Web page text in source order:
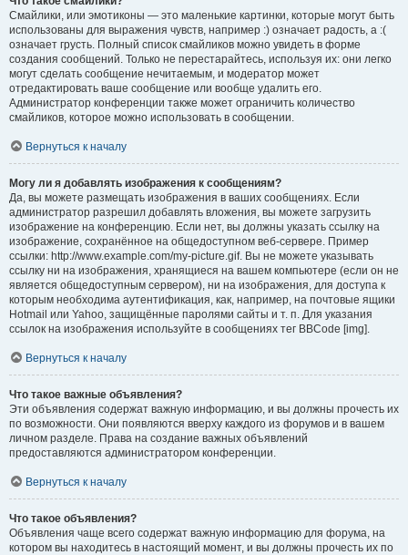
Смайлики, или эмотиконы — это маленькие картинки, которые могут быть
использованы для выражения чувств, например :) означает радость, а :(
означает грусть. Полный список смайликов можно увидеть в форме
создания сообщений. Только не перестарайтесь, используя их: они легко
могут сделать сообщение нечитаемым, и модератор может
отредактировать ваше сообщение или вообще удалить его.
Администратор конференции также может ограничить количество
смайликов, которое можно использовать в сообщении.
Вернуться к началу
Могу ли я добавлять изображения к сообщениям?
Да, вы можете размещать изображения в ваших сообщениях. Если
администратор разрешил добавлять вложения, вы можете загрузить
изображение на конференцию. Если нет, вы должны указать ссылку на
изображение, сохранённое на общедоступном веб-сервере. Пример
ссылки: http://www.example.com/my-picture.gif. Вы не можете указывать
ссылку ни на изображения, хранящиеся на вашем компьютере (если он не
является общедоступным сервером), ни на изображения, для доступа к
которым необходима аутентификация, как, например, на почтовые ящики
Hotmail или Yahoo, защищённые паролями сайты и т. п. Для указания
ссылок на изображения используйте в сообщениях тег BBCode [img].
Вернуться к началу
Что такое важные объявления?
Эти объявления содержат важную информацию, и вы должны прочесть их
по возможности. Они появляются вверху каждого из форумов и в вашем
личном разделе. Права на создание важных объявлений
предоставляются администратором конференции.
Вернуться к началу
Что такое объявления?
Объявления чаще всего содержат важную информацию для форума, на
котором вы находитесь в настоящий момент, и вы должны прочесть их по